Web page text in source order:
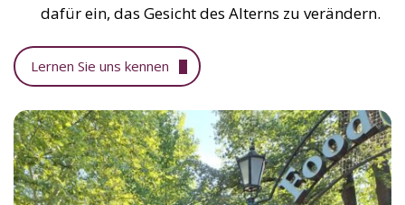
dafür ein, das Gesicht des Alterns zu verändern.
Lernen Sie uns kennen